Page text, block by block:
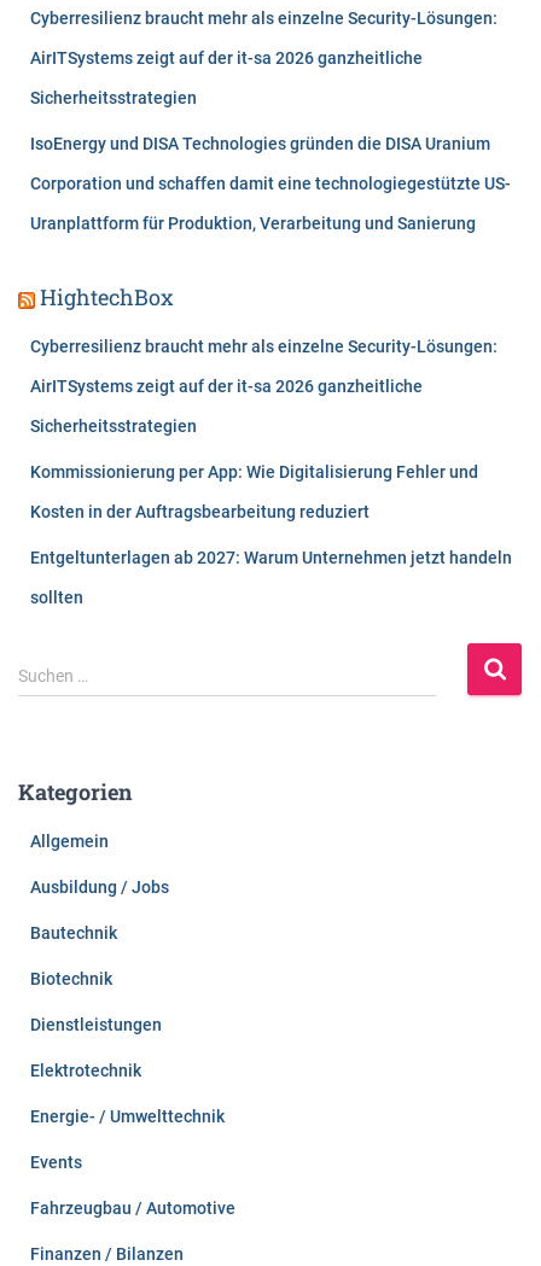
Cyberresilienz braucht mehr als einzelne Security-Lösungen:
AirITSystems zeigt auf der it-sa 2026 ganzheitliche
Sicherheitsstrategien
IsoEnergy und DISA Technologies gründen die DISA Uranium
Corporation und schaffen damit eine technologiegestützte US-
Uranplattform für Produktion, Verarbeitung und Sanierung
HightechBox
Cyberresilienz braucht mehr als einzelne Security-Lösungen:
AirITSystems zeigt auf der it-sa 2026 ganzheitliche
Sicherheitsstrategien
Kommissionierung per App: Wie Digitalisierung Fehler und
Kosten in der Auftragsbearbeitung reduziert
Entgeltunterlagen ab 2027: Warum Unternehmen jetzt handeln
sollten
S
u
n
Suchen …
Kategorien
Allgemein
Ausbildung / Jobs
Bautechnik
Biotechnik
Dienstleistungen
Elektrotechnik
Energie- / Umwelttechnik
Events
Fahrzeugbau / Automotive
Finanzen / Bilanzen